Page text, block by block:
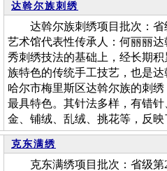
达斡尔族刺绣
达斡尔族刺绣项目批次：省
艺术馆代表性传承人：何丽丽
秀刺绣技法的基础上，经长期
族特色的传统手工技艺，也是
哈尔市梅里斯区达斡尔族的刺
最具特色。其针法多样，有错
金、铺绒、乱绒、挑花等，反
克东满绣
克东满绣项目批次：省级第2